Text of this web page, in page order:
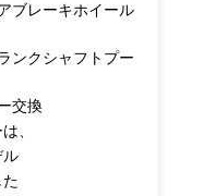
ブレーキホイール
ンクシャフトプー
交換
、
ル